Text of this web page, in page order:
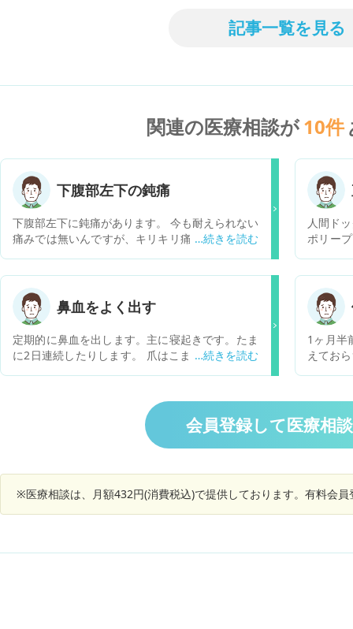
記事一覧を見る
関連の医療相談が10件
下腹部左下の鈍痛
下腹部左下に鈍痛があります。 今も耐えられない
痛みでは無いんですが、キリキリ痛みが続いてま
人間ド
ポリー
が、ク
しょう
とはあ
鼻血をよく出す
定期的に鼻血を出します。主に寝起きです。たま
に2日連続したりします。 爪はこまめに切ってお
1ヶ月半
えてお
になり
せんが
たいで
混じる
会員登録して医療相
※医療相談は、月額432円(消費税込)で提供しております。有料会